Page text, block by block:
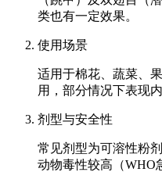
类也有一定效果。
使用场景
适用于棉花、蔬菜、
用，部分情况下表现内
剂型与安全性
常见剂型为可溶性粉
动物毒性较高（WHO